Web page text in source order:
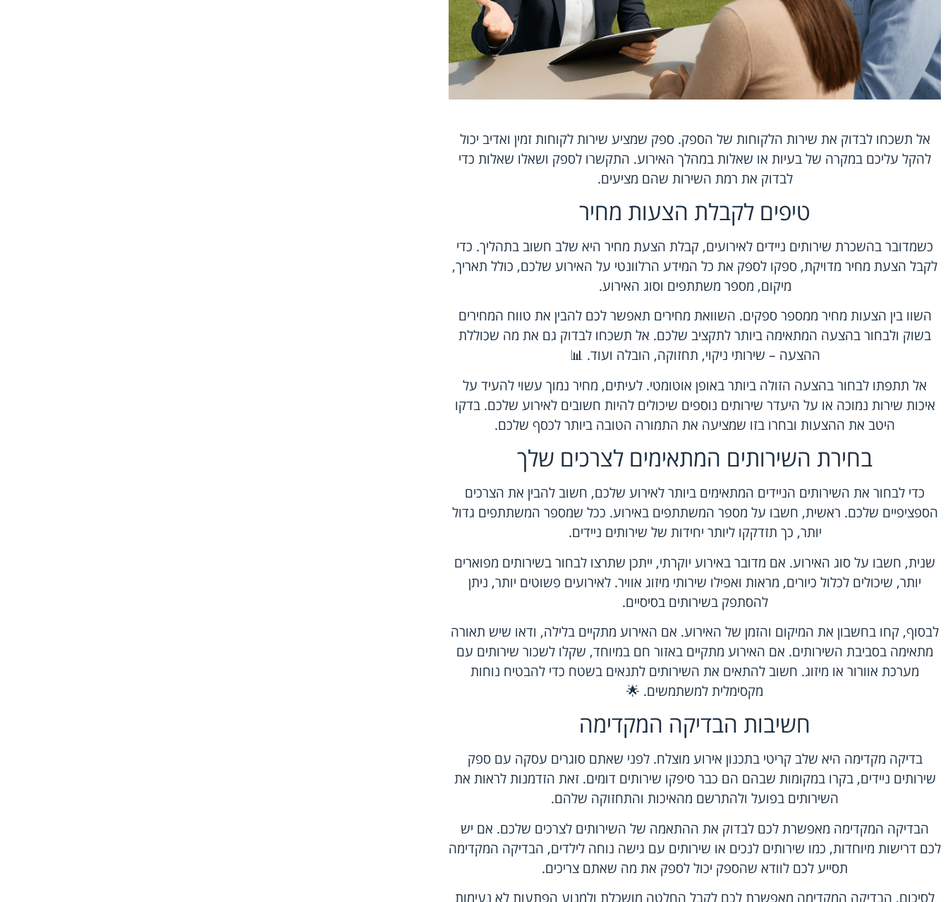
אל תשכחו לבדוק את שירות הלקוחות של הספק. ספק שמציע שירות לקוחות זמין ואדיב יכול
להקל עליכם במקרה של בעיות או שאלות במהלך האירוע. התקשרו לספק ושאלו שאלות כדי
לבדוק את רמת השירות שהם מציעים.
טיפים לקבלת הצעות מחיר
כשמדובר בהשכרת שירותים ניידים לאירועים, קבלת הצעת מחיר היא שלב חשוב בתהליך. כדי
לקבל הצעת מחיר מדויקת, ספקו לספק את כל המידע הרלוונטי על האירוע שלכם, כולל תאריך,
מיקום, מספר משתתפים וסוג האירוע.
השוו בין הצעות מחיר ממספר ספקים. השוואת מחירים תאפשר לכם להבין את טווח המחירים
בשוק ולבחור בהצעה המתאימה ביותר לתקציב שלכם. אל תשכחו לבדוק גם את מה שכוללת
ההצעה – שירותי ניקוי, תחזוקה, הובלה ועוד. 📊
אל תתפתו לבחור בהצעה הזולה ביותר באופן אוטומטי. לעיתים, מחיר נמוך עשוי להעיד על
איכות שירות נמוכה או על היעדר שירותים נוספים שיכולים להיות חשובים לאירוע שלכם. בדקו
היטב את ההצעות ובחרו בזו שמציעה את התמורה הטובה ביותר לכסף שלכם.
בחירת השירותים המתאימים לצרכים שלך
כדי לבחור את השירותים הניידים המתאימים ביותר לאירוע שלכם, חשוב להבין את הצרכים
הספציפיים שלכם. ראשית, חשבו על מספר המשתתפים באירוע. ככל שמספר המשתתפים גדול
יותר, כך תזדקקו ליותר יחידות של שירותים ניידים.
שנית, חשבו על סוג האירוע. אם מדובר באירוע יוקרתי, ייתכן שתרצו לבחור בשירותים מפוארים
יותר, שיכולים לכלול כיורים, מראות ואפילו שירותי מיזוג אוויר. לאירועים פשוטים יותר, ניתן
להסתפק בשירותים בסיסיים.
לבסוף, קחו בחשבון את המיקום והזמן של האירוע. אם האירוע מתקיים בלילה, ודאו שיש תאורה
מתאימה בסביבת השירותים. אם האירוע מתקיים באזור חם במיוחד, שקלו לשכור שירותים עם
מערכת אוורור או מיזוג. חשוב להתאים את השירותים לתנאים בשטח כדי להבטיח נוחות
מקסימלית למשתמשים. 🌟
חשיבות הבדיקה המקדימה
בדיקה מקדימה היא שלב קריטי בתכנון אירוע מוצלח. לפני שאתם סוגרים עסקה עם ספק
שירותים ניידים, בקרו במקומות שבהם הם כבר סיפקו שירותים דומים. זאת הזדמנות לראות את
השירותים בפועל ולהתרשם מהאיכות והתחזוקה שלהם.
הבדיקה המקדימה מאפשרת לכם לבדוק את ההתאמה של השירותים לצרכים שלכם. אם יש
לכם דרישות מיוחדות, כמו שירותים לנכים או שירותים עם גישה נוחה לילדים, הבדיקה המקדימה
תסייע לכם לוודא שהספק יכול לספק את מה שאתם צריכים.
לסיכום, הבדיקה המקדימה מאפשרת לכם לקבל החלטה מושכלת ולמנוע הפתעות לא נעימות